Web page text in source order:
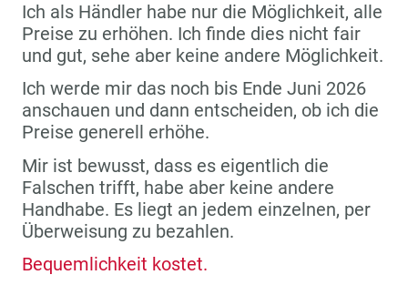
Ich als Händler habe nur die Möglichkeit, alle
Preise zu erhöhen. Ich finde dies nicht fair
und gut, sehe aber keine andere Möglichkeit.
Ich werde mir das noch bis Ende Juni 2026
anschauen und dann entscheiden, ob ich die
Preise generell erhöhe.
Mir ist bewusst, dass es eigentlich die
Falschen trifft, habe aber keine andere
Handhabe. Es liegt an jedem einzelnen, per
Überweisung zu bezahlen.
Bequemlichkeit kostet.